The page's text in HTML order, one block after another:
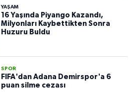
YAŞAM
16 Yaşında Piyango Kazandı,
Milyonları Kaybettikten Sonra
Huzuru Buldu
SPOR
FIFA'dan Adana Demirspor'a 6
puan silme cezası